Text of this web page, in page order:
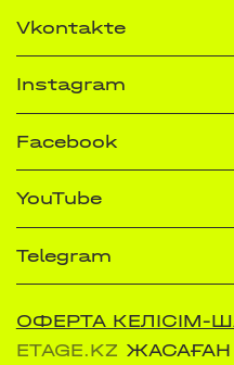
Vkontakte
Instagram
Facebook
YouTube
Telegram
ОФЕРТА КЕЛІСІМ-
ETAGE.KZ ЖАСАҒАН